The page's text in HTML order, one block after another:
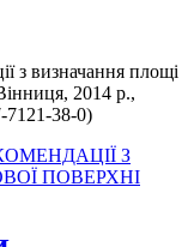
з визначання площі
2014 р.,
38-0)
З
ПОВЕРХНІ